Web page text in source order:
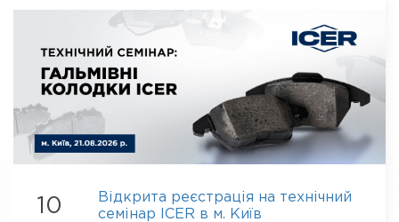
10
Відкрита реєстрація на технічний
семінар ICER в м. Київ